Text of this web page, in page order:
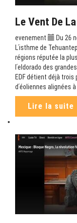
Le Vent De
evenement
Du 26
Lʹisthme de
régions réputée la
lʹeldorado des
EDF détient déjà
dʹéoliennes alignées
Lire la suite